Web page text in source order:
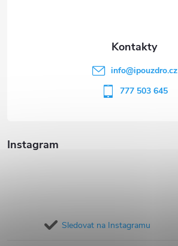
Instagram
Sledovat na Instagramu
info@ipouzdro.cz
777 503 645